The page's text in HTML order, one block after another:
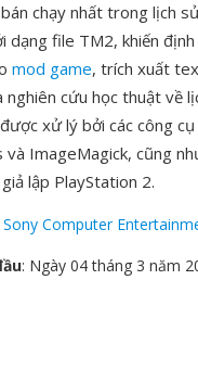
chạy nhất trong lịch
dạng file TM2, khiến
mod game, trích xuất
cứu học thuật về
xử lý bởi các công
và ImageMagick, cũng
lập PlayStation 2.
Sony Computer
: Ngày 04 tháng 3 năm